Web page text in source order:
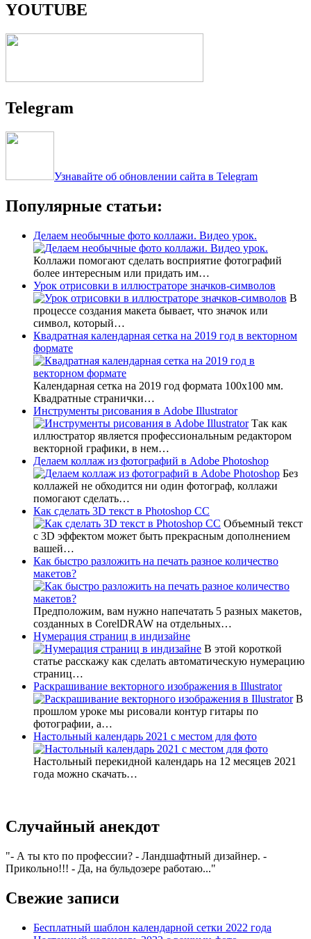
YOUTUBE
Telegram
Узнавайте об обновлении сайта в Telegram
Популярные статьи:
Делаем необычные фото коллажи. Видео урок.
Коллажи помогают сделать восприятие фотографий
более интересным или придать им…
Урок отрисовки в иллюстраторе значков-символов
В
процессе создания макета бывает, что значок или
символ, который…
Квадратная календарная сетка на 2019 год в векторном
формате
Календарная сетка на 2019 год формата 100х100 мм.
Квадратные странички…
Инструменты рисования в Adobe Illustrator
Так как
иллюстратор является профессиональным редактором
векторной графики, в нем…
Делаем коллаж из фотографий в Adobe Photoshop
Без
коллажей не обходится ни один фотограф, коллажи
помогают сделать…
Как сделать 3D текст в Photoshop CC
Объемный текст
с 3D эффектом может быть прекрасным дополнением
вашей…
Как быстро разложить на печать разное количество
макетов?
Предположим, вам нужно напечатать 5 разных макетов,
созданных в CorelDRAW на отдельных…
Нумерация страниц в индизайне
В этой короткой
статье расскажу как сделать автоматическую нумерацию
страниц…
Раскрашивание векторного изображения в Illustrator
В
прошлом уроке мы рисовали контур гитары по
фотографии, а…
Настольный календарь 2021 с местом для фото
Настольный перекидной календарь на 12 месяцев 2021
года можно скачать…
Случайный анекдот
- А ты кто по профессии? - Ландшафтный дизайнер. -
Прикольно!!! - Да, на бульдозере работаю...
Свежие записи
Бесплатный шаблон календарной сетки 2022 года